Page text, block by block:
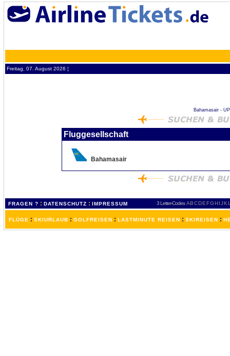
Freitag, 07. August 2026 ¦
Bahamasair -
Fluggesellschaft
Bahamasair
FRAGEN ? : DATENSCHUTZ : IMPRESSUM 3 Letter-Codes ABCDEFGH IJKL
FLÜGE : SKIURLAUB : GOLFREISEN : LASTMINUTE REISEN : SKIREISEN :